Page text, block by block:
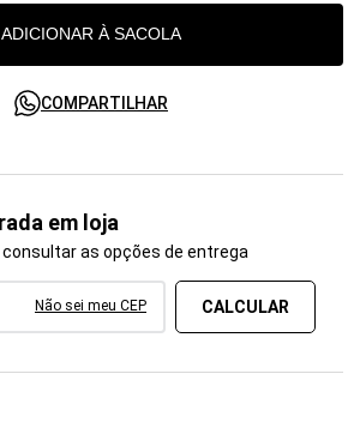
ADICIONAR À SACOLA
COMPARTILHAR
em loja
consultar as opções de entrega
Não sei meu CEP